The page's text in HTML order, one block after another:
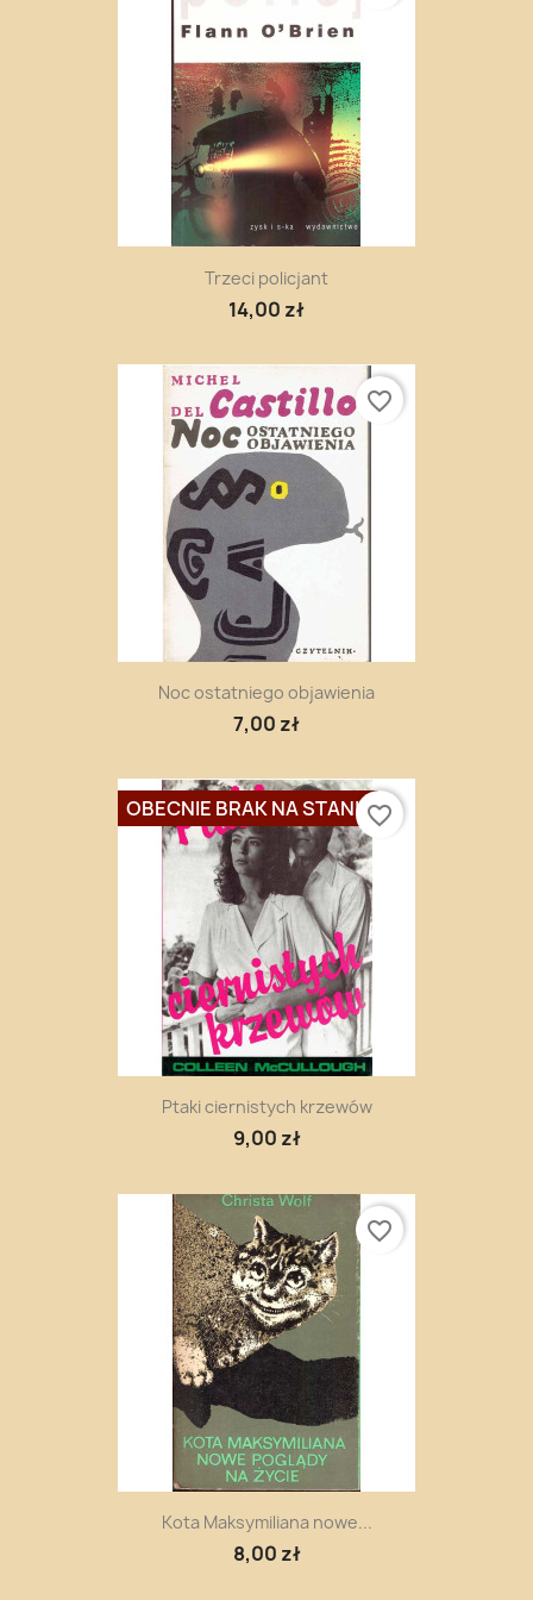
Trzeci policjant
14,00 zł
Noc ostatniego objawienia
7,00 zł
favorite_border
Ptaki ciernistych krzewów
9,00 zł
OBECNIE BRAK NA STANIEfavorite_border
Kota Maksymiliana nowe...
8,00 zł
favorite_border